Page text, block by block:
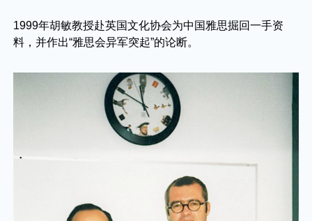
1999年胡敏教授赴英国文化协会为中国雅思掘回一手资
料，并作出“雅思会异军突起”的论断。